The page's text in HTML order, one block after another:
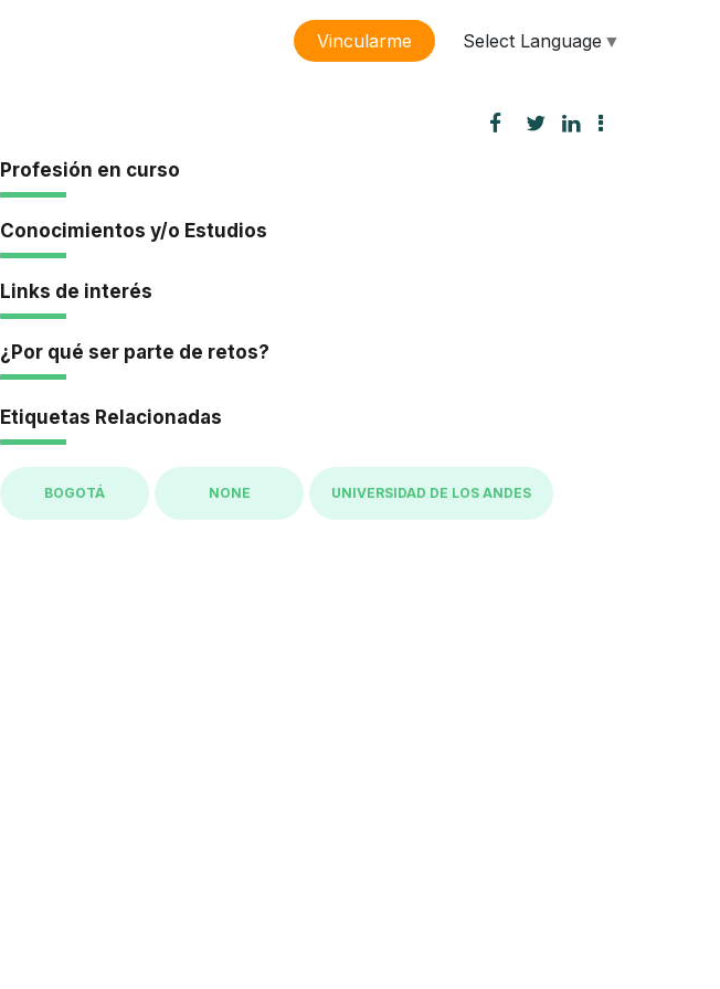
Vincularme Select Language ▼
Profesión en curso
Conocimientos y/o Estudios
Links de interés
¿Por qué ser parte de retos?
Etiquetas Relacionadas
BOGOTÁ NONE UNIVERSIDAD DE LOS ANDES